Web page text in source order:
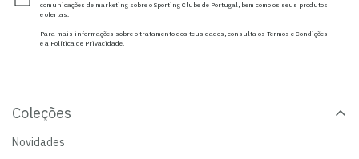
comunicações de marketing sobre o Sporting Clube de Portugal, bem como os seus produtos
e ofertas.
Para mais informações sobre o tratamento dos teus dados, consulta os Termos e Condições
e a Política de Privacidade.
Coleções
Novidades